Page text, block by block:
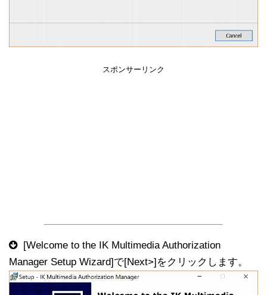
スポンサーリンク
[Welcome to the IK Multimedia Authorization
Manager Setup Wizard]で[Next>]をクリックします。